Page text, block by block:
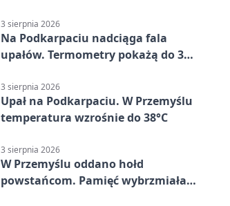
3 sierpnia 2026
Na Podkarpaciu nadciąga fala
upałów. Termometry pokażą do 36
3 sierpnia 2026
Upał na Podkarpaciu. W Przemyślu
temperatura wzrośnie do 38°C
3 sierpnia 2026
W Przemyślu oddano hołd
powstańcom. Pamięć wybrzmiała